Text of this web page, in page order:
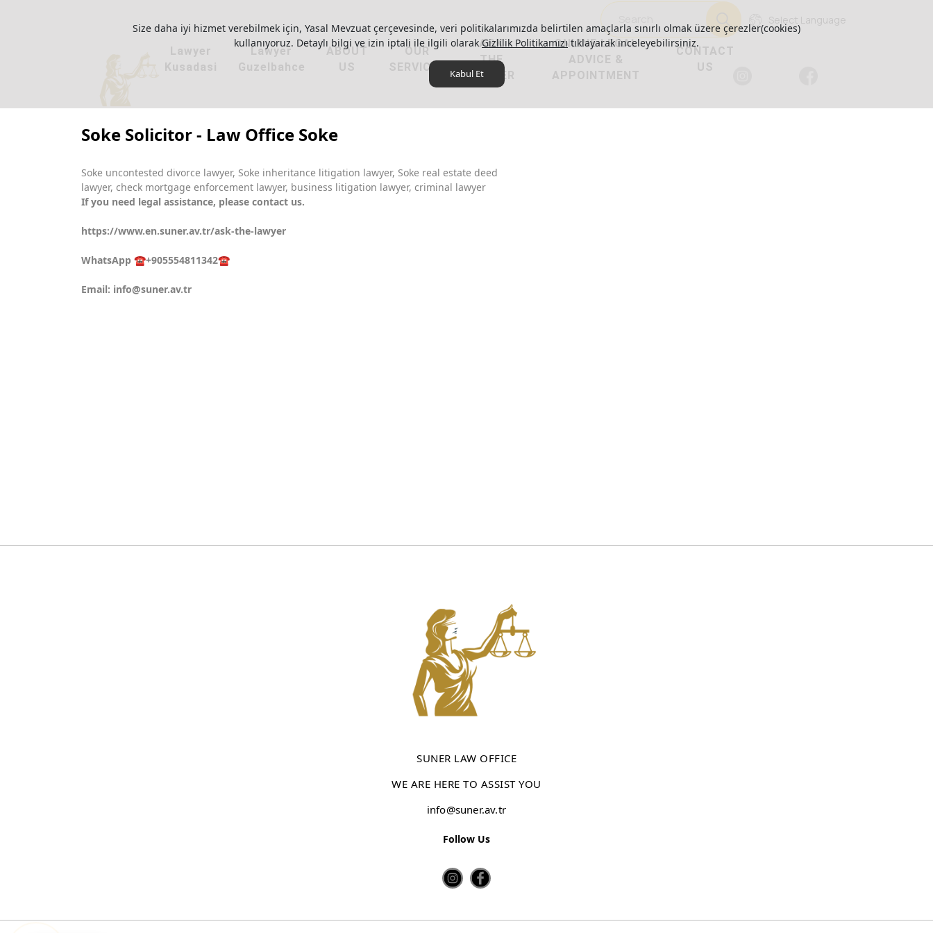
Soke Solicitor - Law Office Soke
Soke uncontested divorce lawyer, Soke inheritance litigation lawyer, Soke real estate deed
lawyer, check mortgage enforcement lawyer, business litigation lawyer, criminal lawyer
If you need legal assistance, please contact us.
https://www.en.suner.av.tr/ask-the-lawyer
WhatsApp ☎️+905554811342☎️
Email: info@suner.av.tr
Lawyer
Kusadasi
Lawyer
Guzelbahce
ABOUT
US
OUR
SERVICES
ASK
THE
LAWYER
ONLINE LEGAL
ADVICE &
APPOINTMENT
CONTACT
US
Select Language
Size daha iyi hizmet verebilmek için, Yasal Mevzuat çerçevesinde, veri politikalarımızda belirtilen amaçlarla sınırlı olmak üzere çerezler(cookies)
kullanıyoruz. Detaylı bilgi ve izin iptali ile ilgili olarakGizlilik Politikamızıtıklayarak inceleyebilirsiniz.
Kabul Et
SUNER LAW OFFICE
WE ARE HERE TO ASSIST YOU
info@suner.av.tr
Follow Us